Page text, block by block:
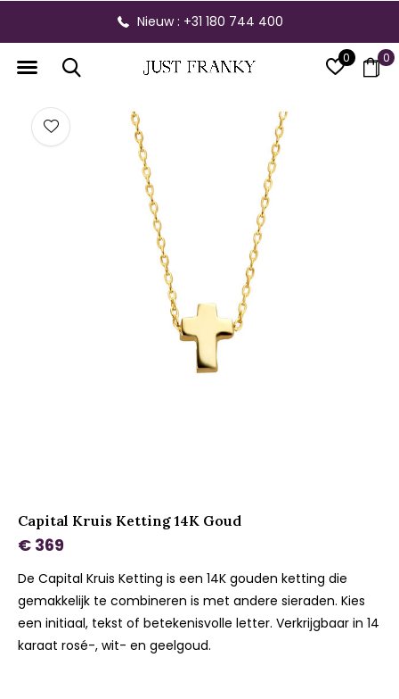
0 0
Nieuw : +31 180 744 400
Capital Kruis Ketting 14K Goud
€ 369
De Capital Kruis Ketting is een 14K gouden ketting die
gemakkelijk te combineren is met andere sieraden. Kies
een initiaal, tekst of betekenisvolle letter. Verkrijgbaar in 14
karaat rosé-, wit- en geelgoud.